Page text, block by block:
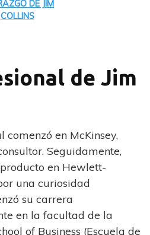
DE JIM
COLLINS
de Jim
en McKinsey,
Seguidamente,
en Hewlett-
una curiosidad
su carrera
en la facultad de la
of Business (Escuela de